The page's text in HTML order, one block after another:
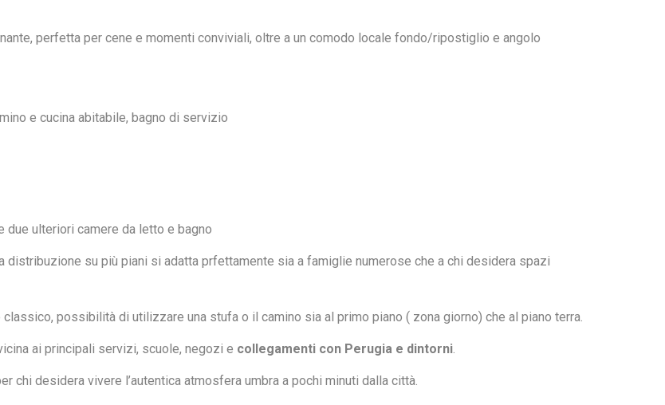
perfetta per cene e momenti conviviali, oltre a un comodo locale fondo/ripostiglio e angolo
e cucina abitabile, bagno di servizio
due ulteriori camere da letto e bagno
distribuzione su più piani si adatta prfettamente sia a famiglie numerose che a chi desidera spazi
possibilità di utilizzare una stufa o il camino sia al primo piano ( zona giorno) che al piano terra.
ai principali servizi, scuole, negozi e collegamenti con Perugia e dintorni.
chi desidera vivere l’autentica atmosfera umbra a pochi minuti dalla città.